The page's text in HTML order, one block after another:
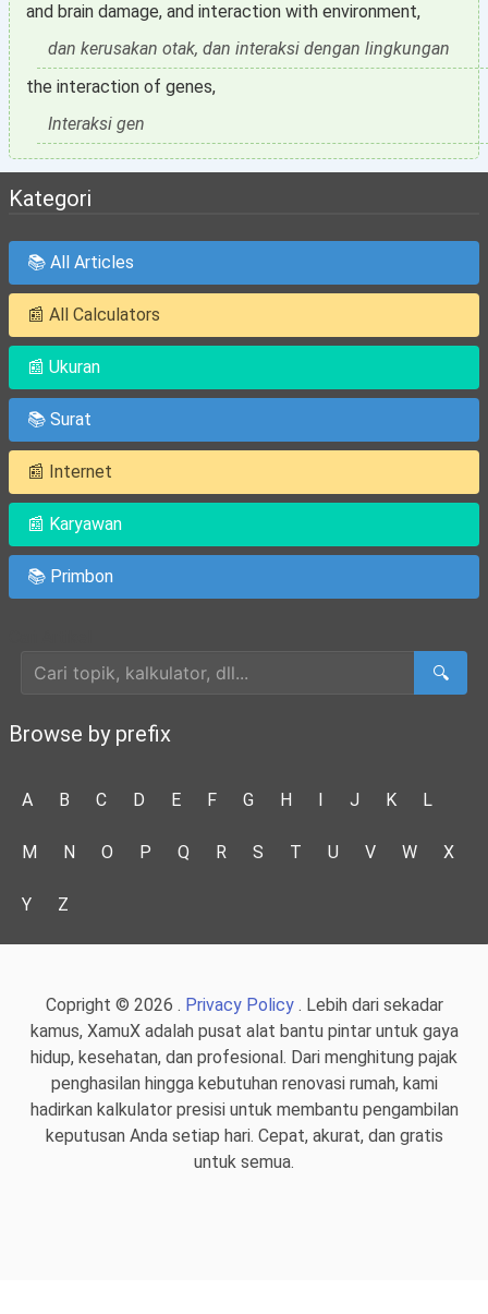
and brain damage, and interaction with environment,
dan kerusakan otak, dan interaksi dengan lingkungan
the interaction of genes,
Interaksi gen
Kategori
📚 All Articles
📰 All Calculators
📰 Ukuran
📚 Surat
📰 Internet
📰 Karyawan
📚 Primbon
🔍
Browse by prefix
A B C D E F G H I J K L
M N O P Q R S T U V W X
Y Z
Copright © 2026 . Privacy Policy. Lebih dari sekadar
kamus, XamuX adalah pusat alat bantu pintar untuk gaya
hidup, kesehatan, dan profesional. Dari menghitung pajak
penghasilan hingga kebutuhan renovasi rumah, kami
hadirkan kalkulator presisi untuk membantu pengambilan
keputusan Anda setiap hari. Cepat, akurat, dan gratis
untuk semua.